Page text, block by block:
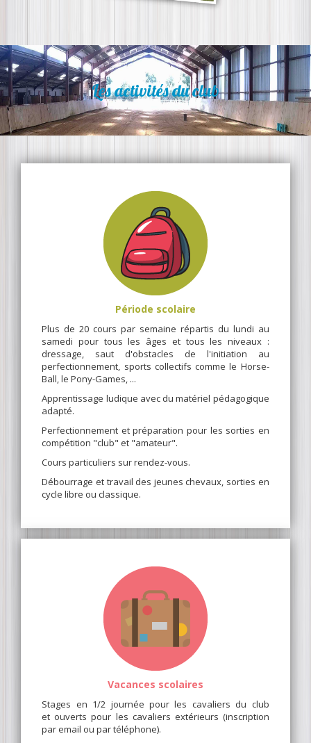
Les activités du club
Période scolaire
Plus de 20 cours par semaine répartis du lundi au
samedi pour tous les âges et tous les niveaux :
dressage, saut d'obstacles de l'initiation au
perfectionnement, sports collectifs comme le Horse-
Ball, le Pony-Games, ...
Apprentissage ludique avec du matériel pédagogique
adapté.
Perfectionnement et préparation pour les sorties en
compétition "club" et "amateur".
Cours particuliers sur rendez-vous.
Débourrage et travail des jeunes chevaux, sorties en
cycle libre ou classique.
Vacances scolaires
Stages en 1/2 journée pour les cavaliers du club
et ouverts pour les cavaliers extérieurs (inscription
par email ou par téléphone).